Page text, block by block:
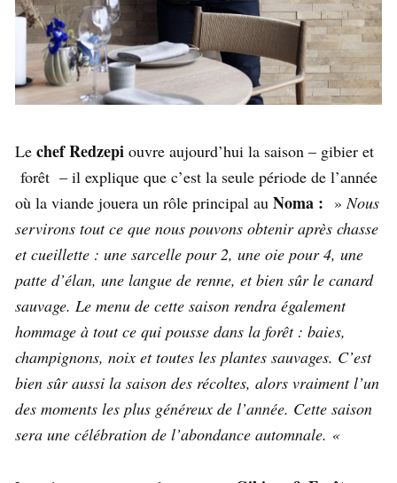
Le chef Redzepi ouvre aujourd’hui la saison – gibier et
forêt – il explique que c’est la seule période de l’année
où la viande jouera un rôle principal au Noma : »Nous
servirons tout ce que nous pouvons obtenir après chasse
et cueillette : une sarcelle pour 2, une oie pour 4, une
patte d’élan, une langue de renne, et bien sûr le canard
sauvage. Le menu de cette saison rendra également
hommage à tout ce qui pousse dans la forêt : baies,
champignons, noix et toutes les plantes sauvages. C’est
bien sûr aussi la saison des récoltes, alors vraiment l’un
des moments les plus généreux de l’année. Cette saison
sera une célébration de l’abondance automnale. «